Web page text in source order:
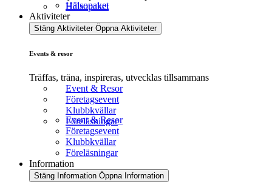
Hälsopaket
Hälsopaket
Aktiviteter
Stäng Aktiviteter Öppna Aktiviteter
Events & resor
Träffas, träna, inspireras, utvecklas tillsammans
Event & Resor
Företagsevent
Klubbkvällar
Föreläsningar
Event & Resor
Företagsevent
Klubbkvällar
Föreläsningar
Information
Stäng Information Öppna Information